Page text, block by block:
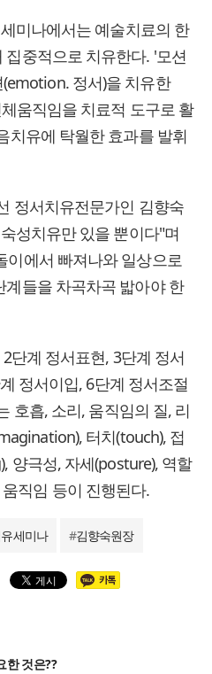
미나에서는 예술치료의 한
중적으로 치유한다. '모션
정서)을 치유한
움직임을 치료적 도구로 활
치유에 탁월한 효과를 발휘
정서치유전문가인 김향숙
성치유만 있을 뿐이다"며
이에서 빠져나와 일상으로
들을 차곡차곡 밟아야 한
단계 정서표현, 3단계 정서
정서이입, 6단계 정서조절
호흡, 소리, 움직임의 질, 리
터치(touch), 접
양극성, 자세(posture), 역할
직임 등이 진행된다.
세미나 #김향숙원장
한 것은??